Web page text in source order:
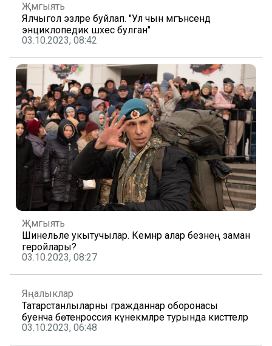
Җәмгыять
Ялчыгол эзләре буйлап. "Ул чын мәгънәсендә
энциклопедик шәхес булган"
03.10.2023, 08:42
Җәмгыять
Шинельле укытучылар. Кемнәр алар безнең заман
геройлары?
03.10.2023, 08:27
Яңалыклар
Татарстанлыларны гражданнар оборонасы
буенча бөтенроссия күнекмәләре турында кисәттеләр
03.10.2023, 06:48